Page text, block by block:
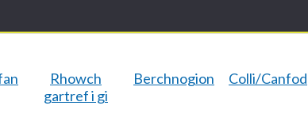
Rhowch
gartref i gi
Berchnogion Colli/Canfod